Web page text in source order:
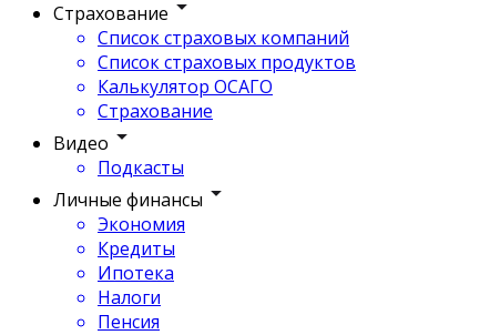
Страхование
Список страховых компаний
Список страховых продуктов
Калькулятор ОСАГО
Страхование
Видео
Подкасты
Личные финансы
Экономия
Кредиты
Ипотека
Налоги
Пенсия